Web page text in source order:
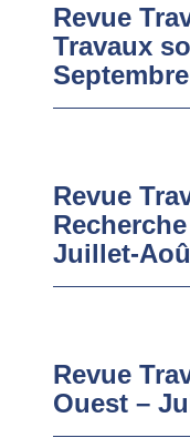
Revue
Travaux
Revue
Juillet-
Revue
Ouest –